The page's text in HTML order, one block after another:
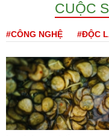
CUỘC
#CÔNG NGHỆ #ĐỘC